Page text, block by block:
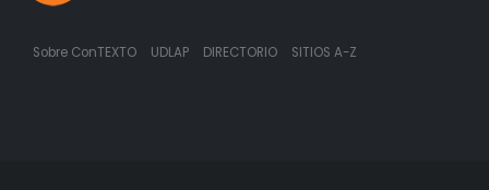
Sobre ConTEXTO UDLAP DIRECTORIO SITIOS A-Z